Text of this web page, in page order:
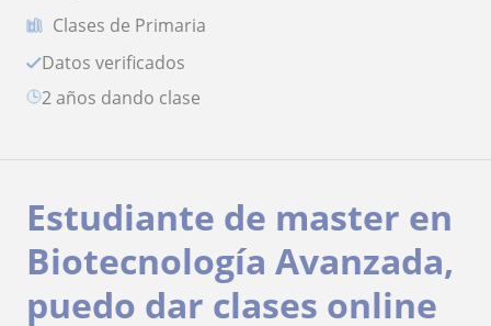
Clases de Primaria
Datos verificados
2 años dando clase
Estudiante de master en
Biotecnología Avanzada,
puedo dar clases online